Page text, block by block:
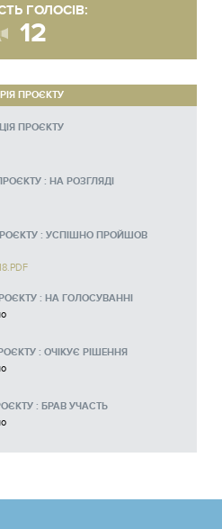
ГОЛОСІВ:
12
ПРОЄКТУ
ПРОЄКТУ
: НА РОЗГЛЯДІ
: УСПІШНО ПРОЙШОВ
: НА ГОЛОСУВАННІ
: ОЧІКУЄ РІШЕННЯ
: БРАВ УЧАСТЬ